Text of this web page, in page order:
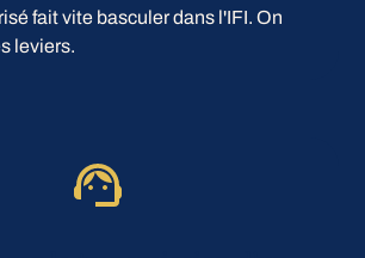
fait vite basculer dans l'IFI. On
leviers.